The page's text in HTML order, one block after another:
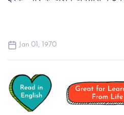
Jan 01, 1970